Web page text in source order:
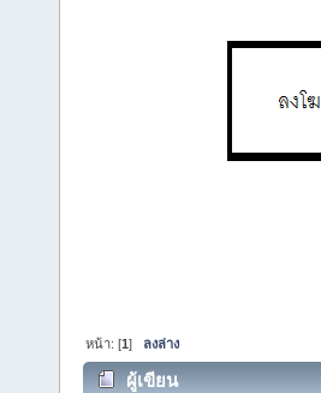
หน้า: [1] ลงล่าง
ผู้เขียน